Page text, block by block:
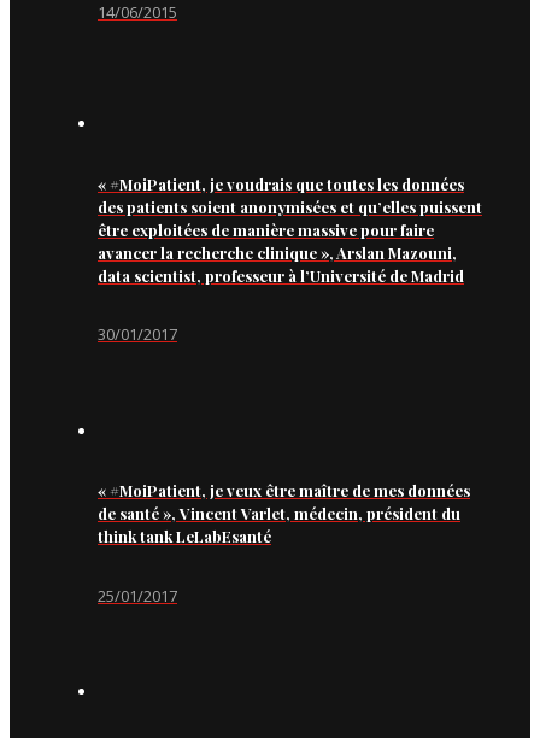
14/06/2015
« #MoiPatient, je voudrais que toutes les données
des patients soient anonymisées et qu’elles puissent
être exploitées de manière massive pour faire
avancer la recherche clinique », Arslan Mazouni,
data scientist, professeur à l’Université de Madrid
30/01/2017
« #MoiPatient, je veux être maître de mes données
de santé », Vincent Varlet, médecin, président du
think tank LeLabEsanté
25/01/2017